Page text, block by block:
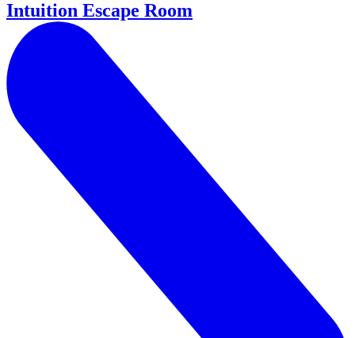
Intuition Escape Room